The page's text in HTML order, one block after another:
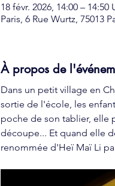
18 févr. 2026, 14:00 – 14:50
Paris, 6 Rue Wurtz, 75013
À propos de
Dans un petit village en
sortie de l'école, les
poche de son tablier, elle
découpe... Et quand elle
renommée d'Heï Maï Li